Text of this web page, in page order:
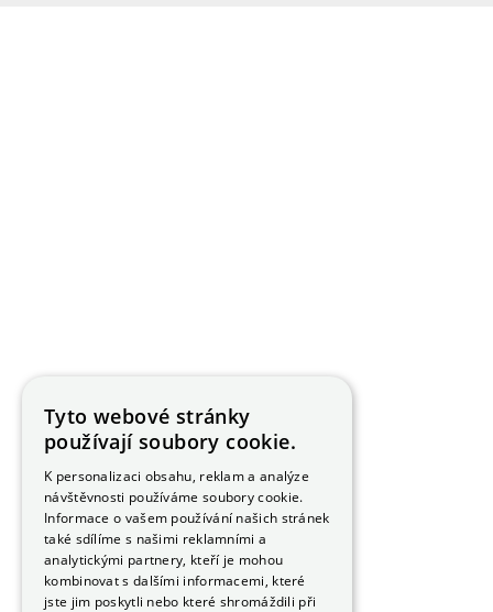
Tyto webové stránky
používají soubory cookie.
K personalizaci obsahu, reklam a analýze
návštěvnosti používáme soubory cookie.
Informace o vašem používání našich stránek
také sdílíme s našimi reklamními a
analytickými partnery, kteří je mohou
kombinovat s dalšími informacemi, které
jste jim poskytli nebo které shromáždili při